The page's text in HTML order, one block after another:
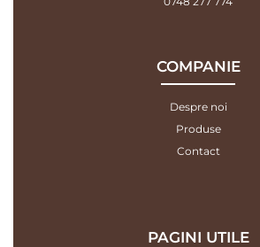
COMPANIE
Despre noi
Produse
Contact
PAGINI UTILE